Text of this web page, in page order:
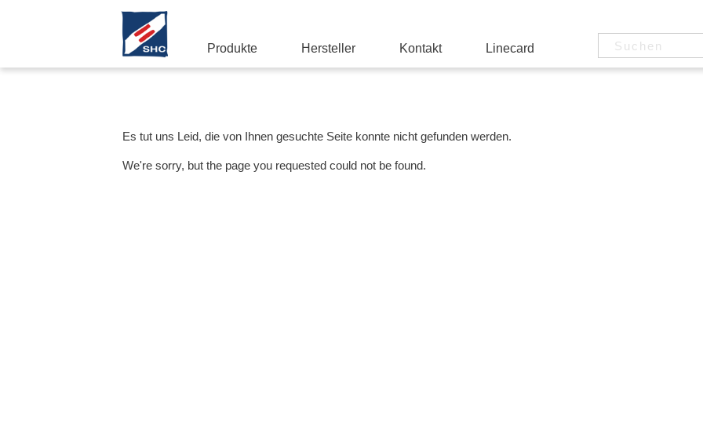
Produkte Hersteller Kontakt Linecard
Es tut uns Leid, die von Ihnen gesuchte Seite konnte nicht gefunden werden.
We're sorry, but the page you requested could not be found.